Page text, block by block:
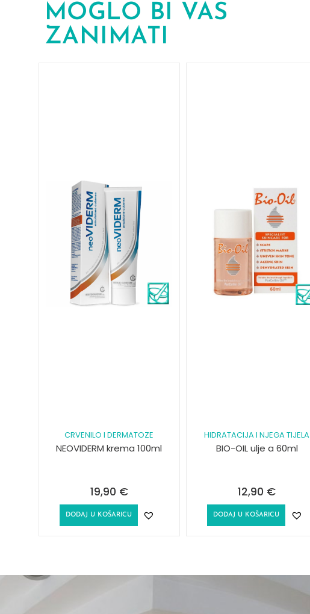
MOGLO BI VAS
ZANIMATI
CRVENILO I DERMATOZE
NEOVIDERM krema 100ml
19,90 €
DODAJ U KOŠARICU
HIDRATACIJA I NJEGA TIJELA
BIO-OIL ulje a 60ml
12,90 €
DODAJ U KOŠARICU